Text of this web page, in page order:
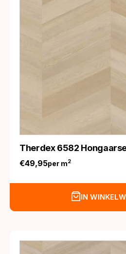
Therdex 6582
€49,95per m2
IN